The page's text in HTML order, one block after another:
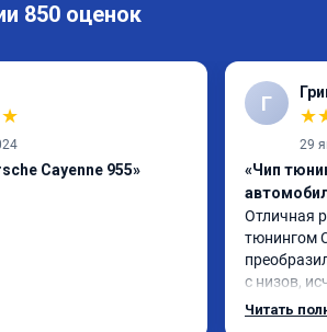
850 оценок
★
Cayenne 955»
Г
★
29
«Чип
Отличная
тюнингом
с низов,
Расход в
Читать